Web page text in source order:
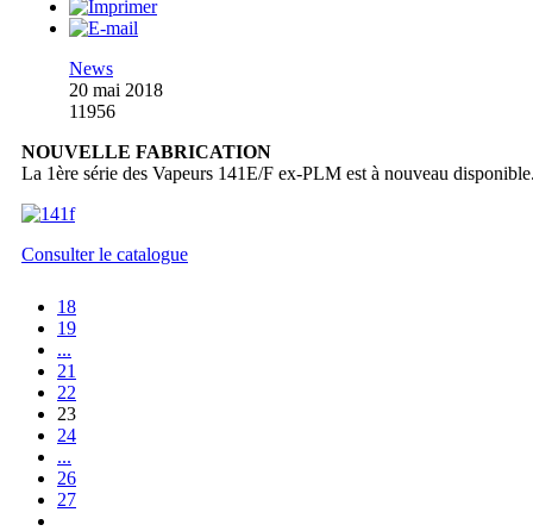
News
20 mai 2018
11956
NOUVELLE FABRICATION
La 1ère série des Vapeurs 141E/F ex-PLM est à nouveau
Consulter le catalogue
18
19
...
21
22
23
24
...
26
27